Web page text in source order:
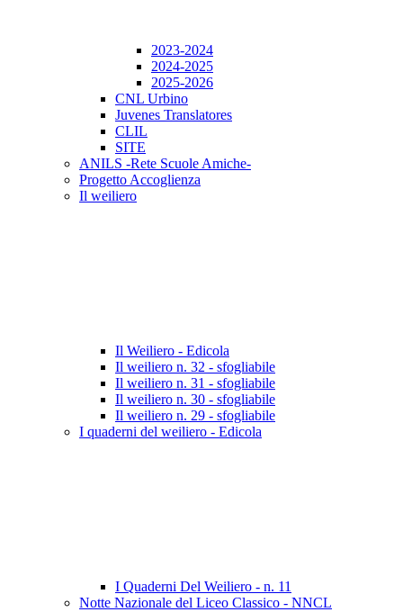
2023-2024
2024-2025
2025-2026
CNL Urbino
Juvenes Translatores
CLIL
SITE
ANILS -Rete Scuole Amiche-
Progetto Accoglienza
Il weiliero
Il Weiliero - Edicola
Il weiliero n. 32 - sfogliabile
Il weiliero n. 31 - sfogliabile
Il weiliero n. 30 - sfogliabile
Il weiliero n. 29 - sfogliabile
I quaderni del weiliero - Edicola
I Quaderni Del Weiliero - n. 11
Notte Nazionale del Liceo Classico - NNCL